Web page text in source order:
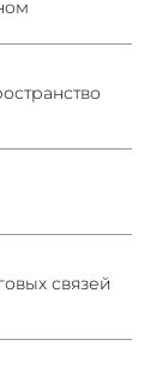
связей